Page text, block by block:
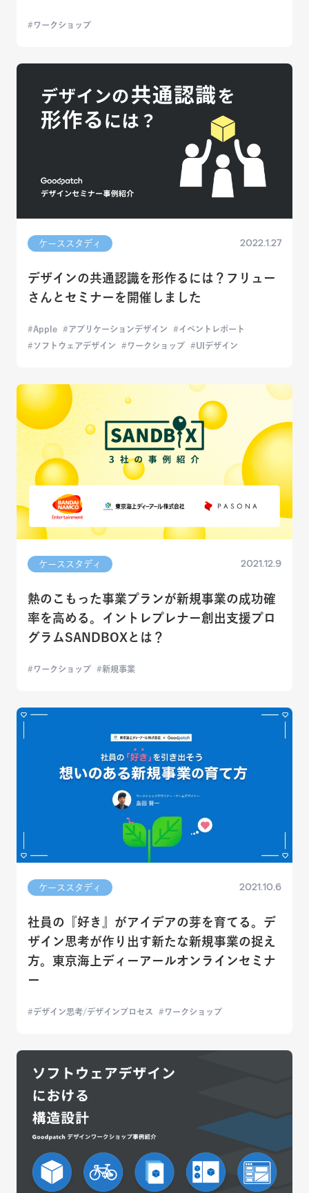
ワークショップ
ケーススタディ 2022.1.27
デザインの共通認識を形作るには？フリュー
さんとセミナーを開催しました
Apple アプリケーションデザイン
イベントレポート
ソフトウェアデザイン
ワークショップ UIデザイン
ケーススタディ 2021.12.9
熱のこもった事業プランが新規事業の成功確
率を高める。イントレプレナー創出支援プロ
グラムSANDBOXとは？
ワークショップ 新規事業
ケーススタディ 2021.10.6
社員の『好き』がアイデアの芽を育てる。デ
ザイン思考が作り出す新たな新規事業の捉え
方。東京海上ディーアールオンラインセミナ
ー
デザイン思考/デザインプロセス ワークショップ